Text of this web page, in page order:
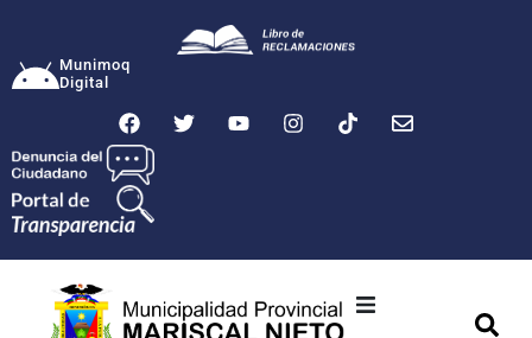
Munimoq
Digital